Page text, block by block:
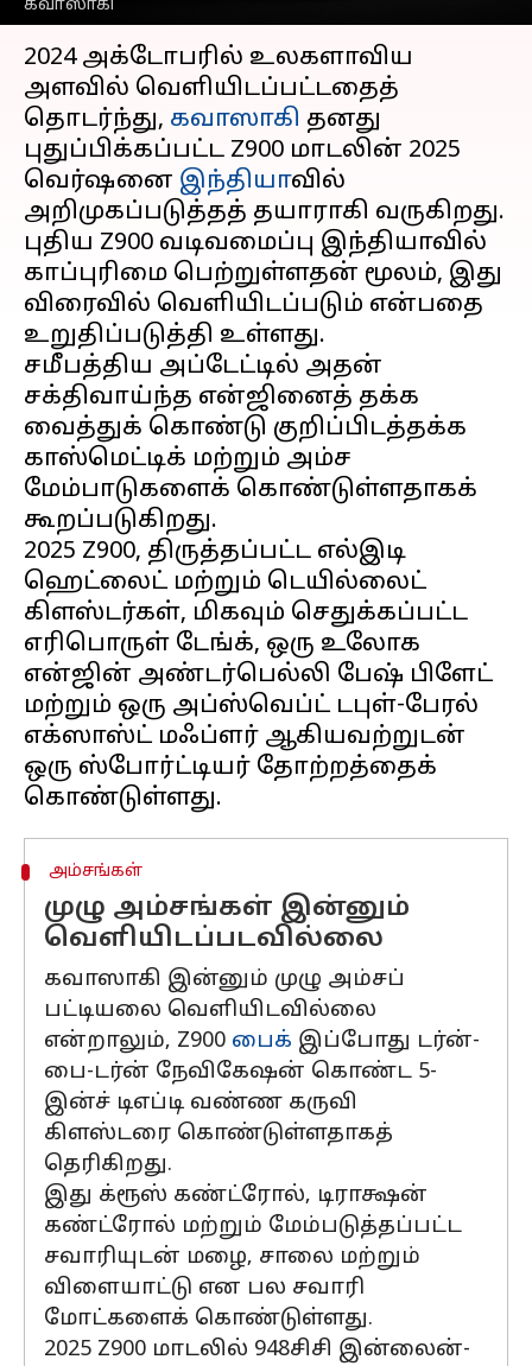
கவாஸாகி
செய்தி முன்னோட்டம்
2024 அக்டோபரில் உலகளாவிய
அளவில் வெளியிடப்பட்டதைத்
தொடர்ந்து, கவாஸாகி தனது
புதுப்பிக்கப்பட்ட Z900 மாடலின் 2025
வெர்ஷனை இந்தியாவில்
அறிமுகப்படுத்தத் தயாராகி வருகிறது.
புதிய Z900 வடிவமைப்பு இந்தியாவில்
காப்புரிமை பெற்றுள்ளதன் மூலம், இது
விரைவில் வெளியிடப்படும் என்பதை
உறுதிப்படுத்தி உள்ளது.
சமீபத்திய அப்டேட்டில் அதன்
சக்திவாய்ந்த என்ஜினைத் தக்க
வைத்துக் கொண்டு குறிப்பிடத்தக்க
காஸ்மெட்டிக் மற்றும் அம்ச
மேம்பாடுகளைக் கொண்டுள்ளதாகக்
கூறப்படுகிறது.
2025 Z900, திருத்தப்பட்ட எல்இடி
ஹெட்லைட் மற்றும் டெயில்லைட்
கிளஸ்டர்கள், மிகவும் செதுக்கப்பட்ட
எரிபொருள் டேங்க், ஒரு உலோக
என்ஜின் அண்டர்பெல்லி பேஷ் பிளேட்
மற்றும் ஒரு அப்ஸ்வெப்ட் டபுள்-பேரல்
எக்ஸாஸ்ட் மஃப்ளர் ஆகியவற்றுடன்
ஒரு ஸ்போர்ட்டியர் தோற்றத்தைக்
அம்சங்கள்
முழு அம்சங்கள் இன்னும்
வெளியிடப்படவில்லை
கவாஸாகி இன்னும் முழு அம்சப்
பட்டியலை வெளியிடவில்லை
என்றாலும், Z900 பைக் இப்போது டர்ன்-
பை-டர்ன் நேவிகேஷன் கொண்ட 5-
இன்ச் டிஎப்டி வண்ண கருவி
கிளஸ்டரை கொண்டுள்ளதாகத்
தெரிகிறது.
இது க்ரூஸ் கண்ட்ரோல், டிராக்ஷன்
கண்ட்ரோல் மற்றும் மேம்படுத்தப்பட்ட
சவாரியுடன் மழை, சாலை மற்றும்
விளையாட்டு என பல சவாரி
மோட்களைக் கொண்டுள்ளது.
2025 Z900 மாடலில் 948சிசி இன்லைன்-